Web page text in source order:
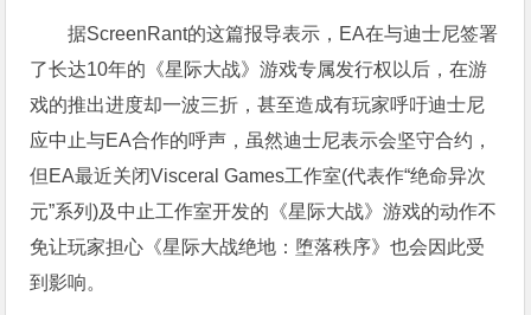
据ScreenRant的这篇报导表示，EA在与迪士尼签署
了长达10年的《星际大战》游戏专属发行权以后，在游
戏的推出进度却一波三折，甚至造成有玩家呼吁迪士尼
应中止与EA合作的呼声，虽然迪士尼表示会坚守合约，
但EA最近关闭Visceral Games工作室(代表作“绝命异次
元”系列)及中止工作室开发的《星际大战》游戏的动作不
免让玩家担心《星际大战绝地：堕落秩序》也会因此受
到影响。